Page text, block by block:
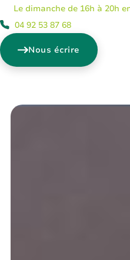
Le dimanche de 16h à 20h
04 92 53 87 68
Nous écrire